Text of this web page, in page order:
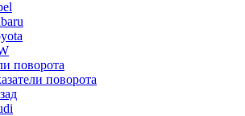
поворота
поворота